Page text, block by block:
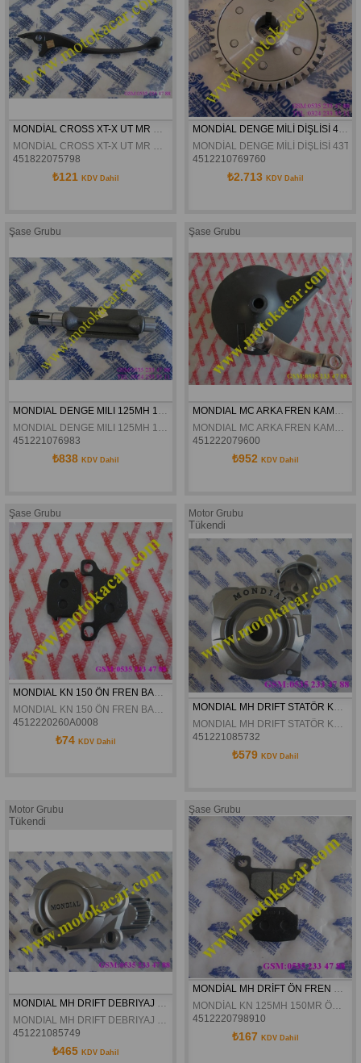
451822075798
₺121 KDV Dahil
MONDİAL DENGE MİLİ DİŞLİSİ 43T
4512210769760
₺2.713 KDV Dahil
Şase Grubu
451221076983
₺838 KDV Dahil
Şase Grubu
451222079600
₺952 KDV Dahil
Şase Grubu
MONDIAL KN 150 ÖN FREN BALATASI  (Deltaforce)
MONDIAL KN 150 ÖN FREN BALATASI (Deltaforce)
4512220260A0008
₺74 KDV Dahil
Motor Grubu
Tükendi
451221085732
₺579 KDV Dahil
Motor Grubu
Tükendi
MONDIAL MH DRIFT DEBRIYAJ KAPAGI ORJINAL
MONDIAL MH DRIFT DEBRIYAJ KAPAGI ORJINAL
451221085749
₺465 KDV Dahil
Şase Grubu
MONDİAL MH DRİFT ÖN FREN DİSK BALATASI ORJİNAL
MONDİAL KN 125MH 150MR ÖN XT-X ARKA FREN DİSK BALATASI
4512220798910
₺167 KDV Dahil